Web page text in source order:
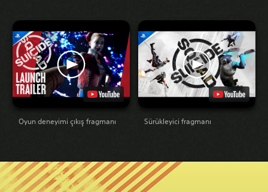
Oyun deneyimi çıkış fragmanı Sürükleyici fragmanı